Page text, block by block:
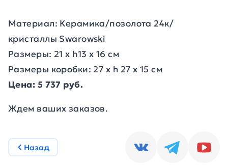
Материал: Керамика/позолота 24к/
кристаллы Swarowski
Размеры: 21 x h13 x 16 см
Размеры коробки: 27 х h 27 х 15 см
Цена: 5 737 руб.
Ждем ваших заказов.
Назад